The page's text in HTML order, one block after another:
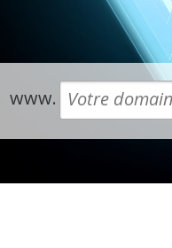
www.